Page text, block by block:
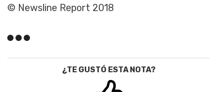
© Newsline Report 2018
¿TE GUSTÓ ESTA NOTA?